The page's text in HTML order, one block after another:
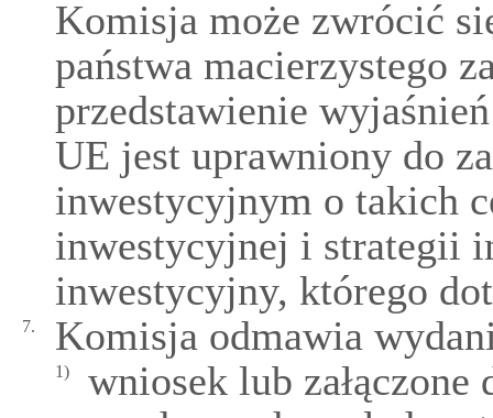
Komisja może zwrócić
państwa macierzystego
przedstawienie
UE jest uprawniony do
inwestycyjnym o takich
inwestycyjnej i strategii
inwestycyjny, którego
7. Komisja odmawia
1)
wniosek lub